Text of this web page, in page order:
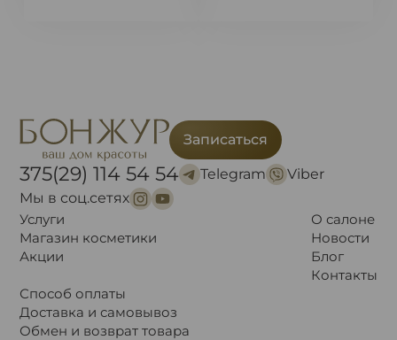
Записаться
375(29) 114 54 54 Telegram
Viber
Мы в соц.сетях
Услуги
Магазин косметики
Акции
О салоне
Новости
Блог
Контакты
Способ оплаты
Доставка и самовывоз
Обмен и возврат товара